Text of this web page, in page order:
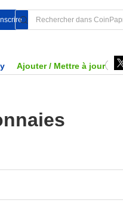
Ajouter / Mettre à jour